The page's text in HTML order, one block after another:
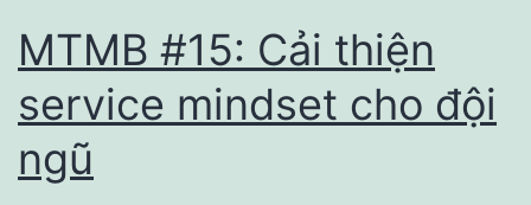
MTMB #15: Cải thiện
service mindset cho đội
ngũ